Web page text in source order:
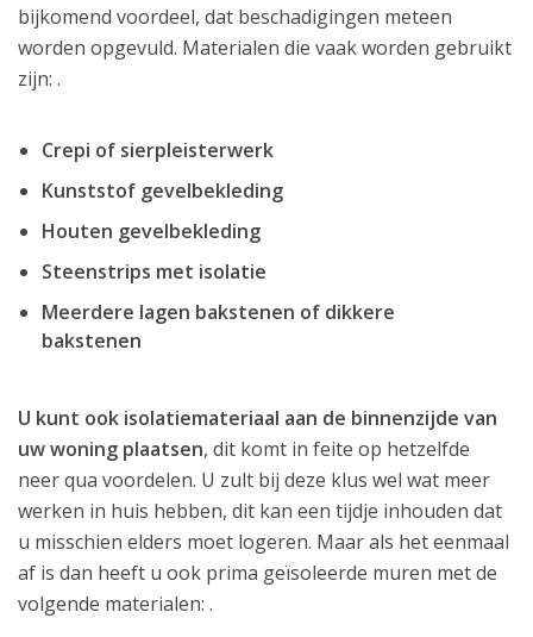
bijkomend voordeel, dat beschadigingen meteen
worden opgevuld. Materialen die vaak worden gebruikt
zijn: .
Crepi of sierpleisterwerk
Kunststof gevelbekleding
Houten gevelbekleding
Steenstrips met isolatie
Meerdere lagen bakstenen of dikkere
bakstenen
U kunt ook isolatiemateriaal aan de binnenzijde van
uw woning plaatsen, dit komt in feite op hetzelfde
neer qua voordelen. U zult bij deze klus wel wat meer
werken in huis hebben, dit kan een tijdje inhouden dat
u misschien elders moet logeren. Maar als het eenmaal
af is dan heeft u ook prima geïsoleerde muren met de
volgende materialen: .